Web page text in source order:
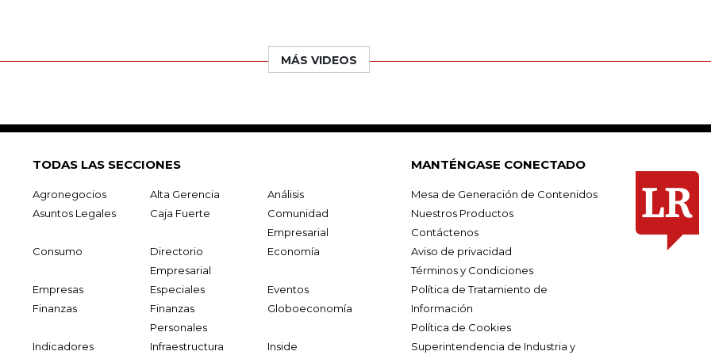
MÁS VIDEOS
TODAS LAS SECCIONES
Agronegocios Alta Gerencia
Análisis
Asuntos Legales
Caja Fuerte
Comunidad
Empresarial
Consumo
Directorio
Empresarial
Economía
Empresas Especiales
Eventos
Finanzas
Finanzas
Personales
Globoeconomía
Indicadores Infraestructura Inside
MANTÉNGASE CONECTADO
Mesa de Generación de Contenidos
Nuestros Productos
Contáctenos
Aviso de privacidad
Términos y Condiciones
Política de Tratamiento de
Información
Política de Cookies
Superintendencia de Industria y